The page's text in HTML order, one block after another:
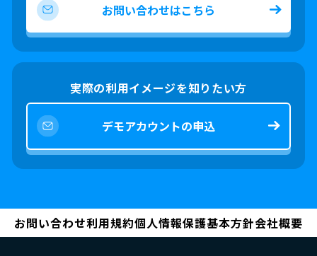
お問い合わせはこちら
実際の利用イメージを知りたい方
デモアカウントの申込
お問い合わせ利用規約個人情報保護基本方針会社概要